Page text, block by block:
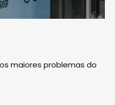
maiores problemas do